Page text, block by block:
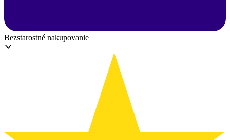
Bezstarostné nakupovanie